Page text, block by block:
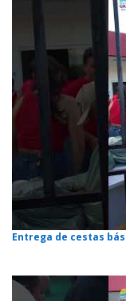
Entrega de cestas